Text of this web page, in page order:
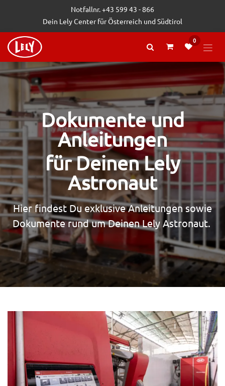
Zum Inhalt springenNotfallnr. +43 599 43 - 866
Dein Lely Center für Österreich und Südtirol
0
Dokumente und
Anleitungen
für Deinen Lely
Astronaut
Hier findest Du exklusive Anleitungen sowie
Dokumente rund um Deinen Lely Astronaut.